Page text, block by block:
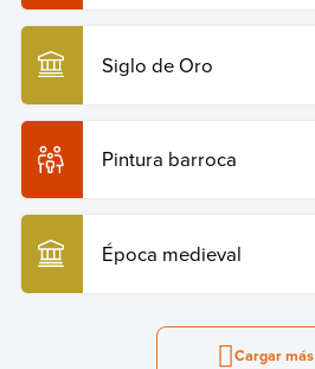
Siglo de Oro
Pintura barroca
Época medieval
Cargar más